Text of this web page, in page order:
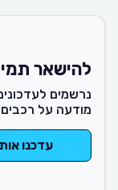
להישאר
נרשמים
מודעה על רכבים
עדכנו